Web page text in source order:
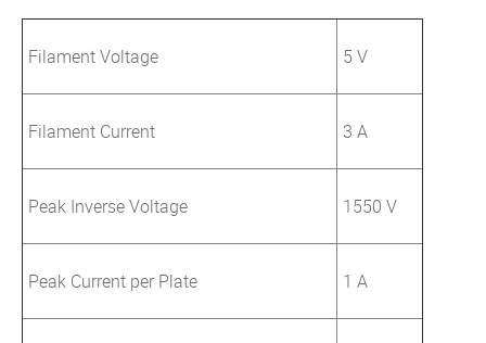
Filament Voltage 5 V
Filament Current 3 A
Peak Inverse Voltage 1550 V
Peak Current per Plate 1 A